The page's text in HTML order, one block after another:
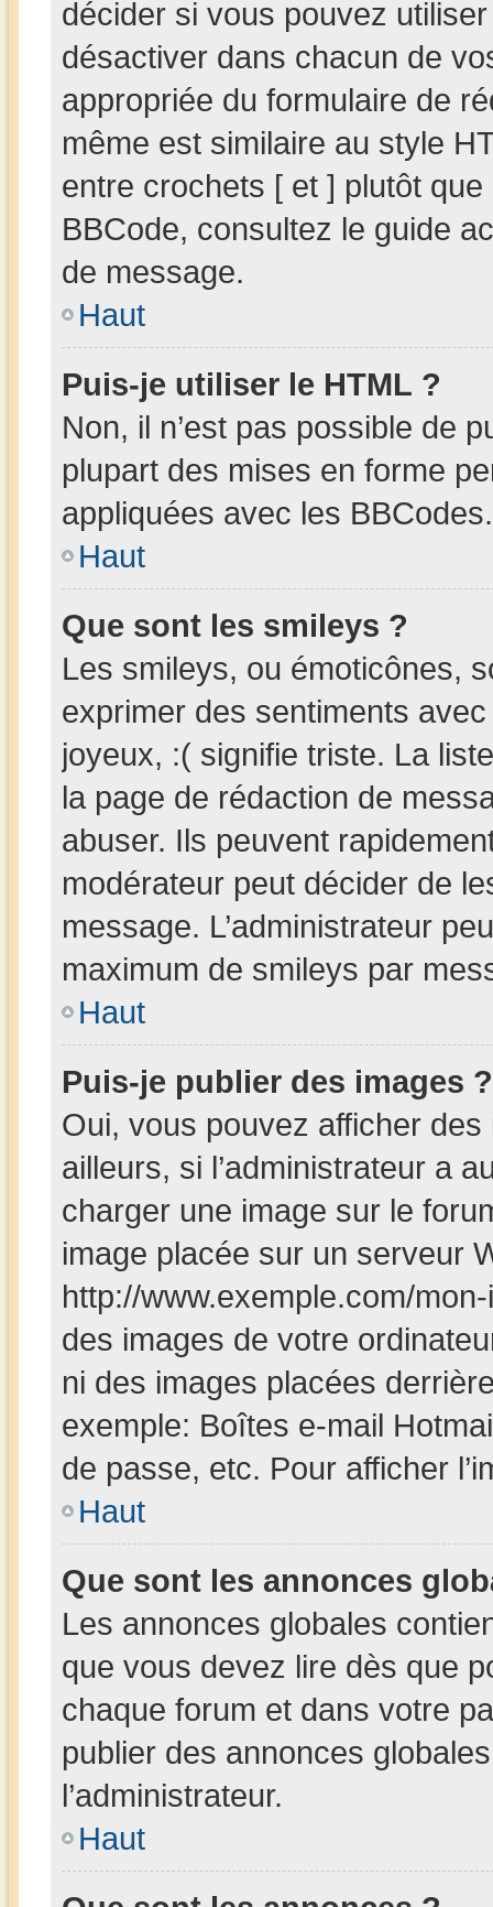
décider si vous pouvez
désactiver dans chacun de
appropriée du formulaire de
même est similaire au style
entre crochets [ et ] plutôt
BBCode, consultez le guide
de message.
Haut
Puis-je utiliser le HTML ?
Non, il n’est pas possible de
plupart des mises en forme
appliquées avec les BBCodes.
Haut
Que sont les smileys ?
Les smileys, ou émoticônes,
exprimer des sentiments
joyeux, :( signifie triste. La
la page de rédaction de
abuser. Ils peuvent
modérateur peut décider de
message. L’administrateur
maximum de smileys par
Haut
Puis-je publier des images ?
Oui, vous pouvez afficher
ailleurs, si l’administrateur a
charger une image sur le
image placée sur un serveur
http://www.exemple.com/
des images de votre
ni des images placées
exemple: Boîtes e-mail
de passe, etc. Pour afficher
Haut
Que sont les annonces
Les annonces globales
que vous devez lire dès que
chaque forum et dans votre
publier des annonces
l’administrateur.
Haut